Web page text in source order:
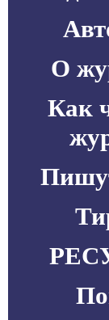
О
Как